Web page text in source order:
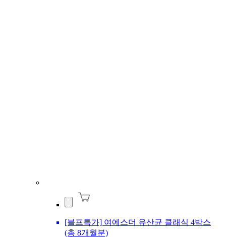
[블프특가] 여에스더 유산균 클래식 4박스
(총 8개월분)